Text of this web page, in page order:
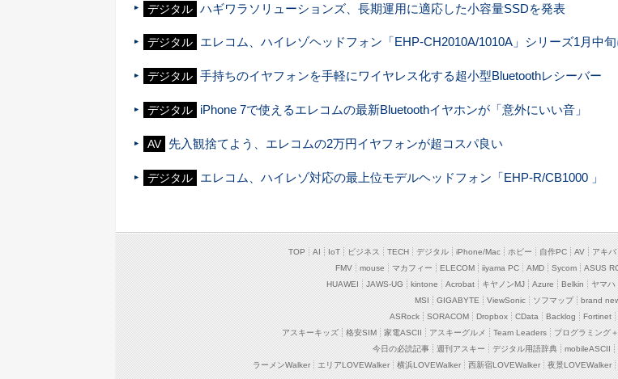
デジタル ハギワラソリューションズ、長期運用に適応した小容量SSDを発表
デジタル エレコム、ハイレゾヘッドフォン「EHP-CH2010A/1010A」シリーズ1月中
デジタル 手持ちのイヤフォンを手軽にワイヤレス化する超小型Bluetoothレシーバー
デジタル iPhone 7で使えるエレコムの最新Bluetoothイヤホンが「意外にいい音」
AV 先入観捨てよう、エレコムの2万円イヤフォンが超コスパ良い
デジタル エレコム、ハイレゾ対応の最上位モデルヘッドフォン「EHP-R/CB1000 」
TOP AI IoT ビジネス TECH デジタル iPhone/Mac ホビー 自作PC AV アキバ
FMV
mouse マカフィー ELECOM iiyama PC AMD Sycom ASUS
HUAWEI
JAWS-UG kintone Acrobat キヤノンMJ Azure Belkin ヤマハ
MSI
GIGABYTE ViewSonic ソフマップ brand
ASRock
SORACOM Dropbox CData Backlog Fortinet
アスキーキッズ
格安SIM 家電ASCII アスキーグルメ Team Leaders プログラミング＋
今日の必読記事
週刊アスキー デジタル用語辞典 mobileASCII
ラーメンWalker
エリアLOVEWalker 横浜LOVEWalker 西新宿LOVEWalker 夜景LOVEWalker